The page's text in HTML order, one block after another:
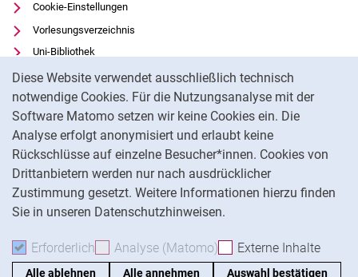
Diese Website verwendet ausschließlich technisch
notwendige Cookies. Für die Nutzungsanalyse mit der
Software Matomo setzen wir keine Cookies ein. Die
Analyse erfolgt anonymisiert und erlaubt keine
Rückschlüsse auf einzelne Besucher*innen. Cookies von
Drittanbietern werden nur nach ausdrücklicher
Zustimmung gesetzt. Weitere Informationen hierzu finden
Sie in unseren Datenschutzhinweisen.
Erforderlich Erforderliche Cookies akzeptieren
Analyse (Matomo) Analyse-Cookies
Externe Inhalte
Alle ablehnen Alle annehmen Auswahl bestätigen
Cookie-Einstellungen
Vorlesungsverzeichnis
Uni-Bibliothek
Moodle
Panopto
Datenschutz
Barrierefreiheit
Transparenter KI-Einsatz